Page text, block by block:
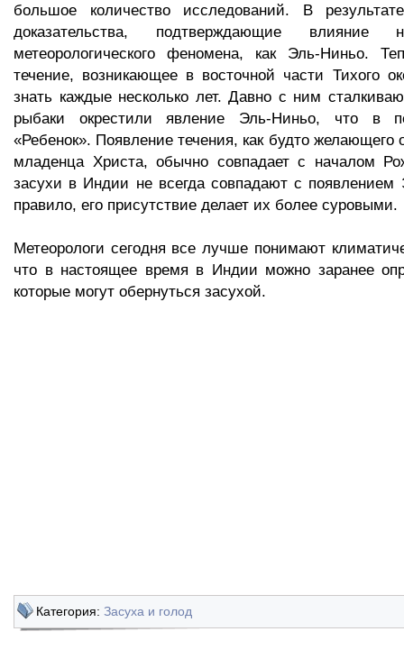
большое количество исследований. В
доказательства, подтверждающие
метеорологического феномена, как Эль-Ниньо.
течение, возникающее в восточной части Тихого
знать каждые несколько лет. Давно с ним
рыбаки окрестили явление Эль-Ниньо, что в
«Ребенок». Появление течения, как будто желающего
младенца Христа, обычно совпадает с началом
засухи в Индии не всегда совпадают с появлением
правило, его присутствие делает их более суровыми.
Метеорологи сегодня все лучше понимают
что в настоящее время в Индии можно заранее
которые могут обернуться засухой.
Категория: Засуха и голод